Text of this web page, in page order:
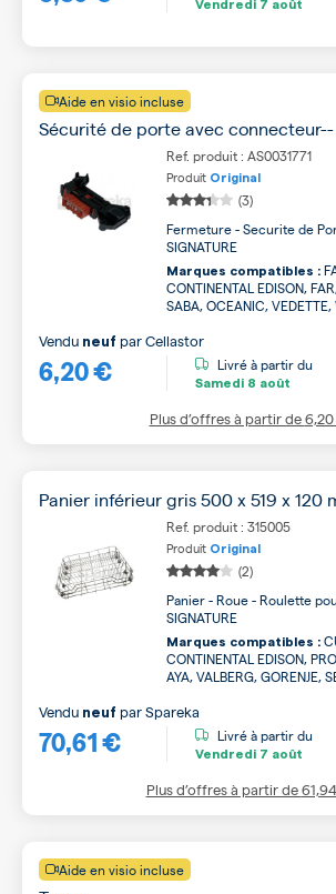
Vendredi 7 août
Aide en visio incluse
Sécurité de porte avec connecteur--
Ref. produit : AS0031771
Produit Original
(3)
Fermeture - Securite de
SIGNATURE
Marques compatibles :
CONTINENTAL EDISON,
SABA, OCEANIC, VEDETTE,
6,20 €
Vendu neuf parCellastor
Livré à partir du
Samedi 8 août
Plus d’offres à partir de
Panier inférieur gris 500 x 519 x 120
Ref. produit : 315005
Produit Original
(2)
Panier - Roue - Roulette
SIGNATURE
Marques compatibles :
CONTINENTAL EDISON,
AYA, VALBERG, GORENJE,
70,61 €
Vendu neuf parSpareka
Livré à partir du
Vendredi 7 août
Plus d’offres à partir de
Aide en visio incluse